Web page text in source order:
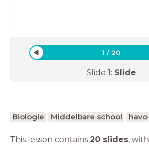
1 /20
Slide 1: Slide
Biologie Middelbare school havo
This lesson contains 20 slides, with